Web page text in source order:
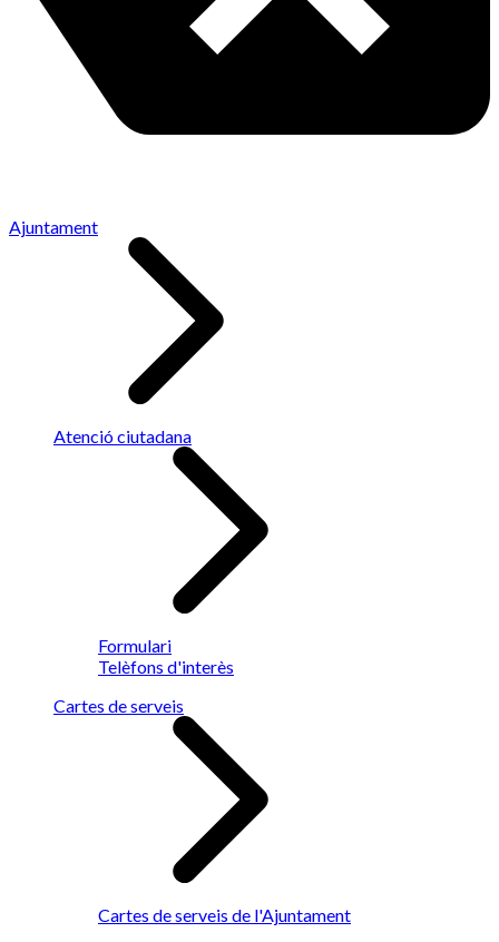
Ajuntament
Atenció ciutadana
Formulari
Telèfons d'interès
Cartes de serveis
Cartes de serveis de l'Ajuntament